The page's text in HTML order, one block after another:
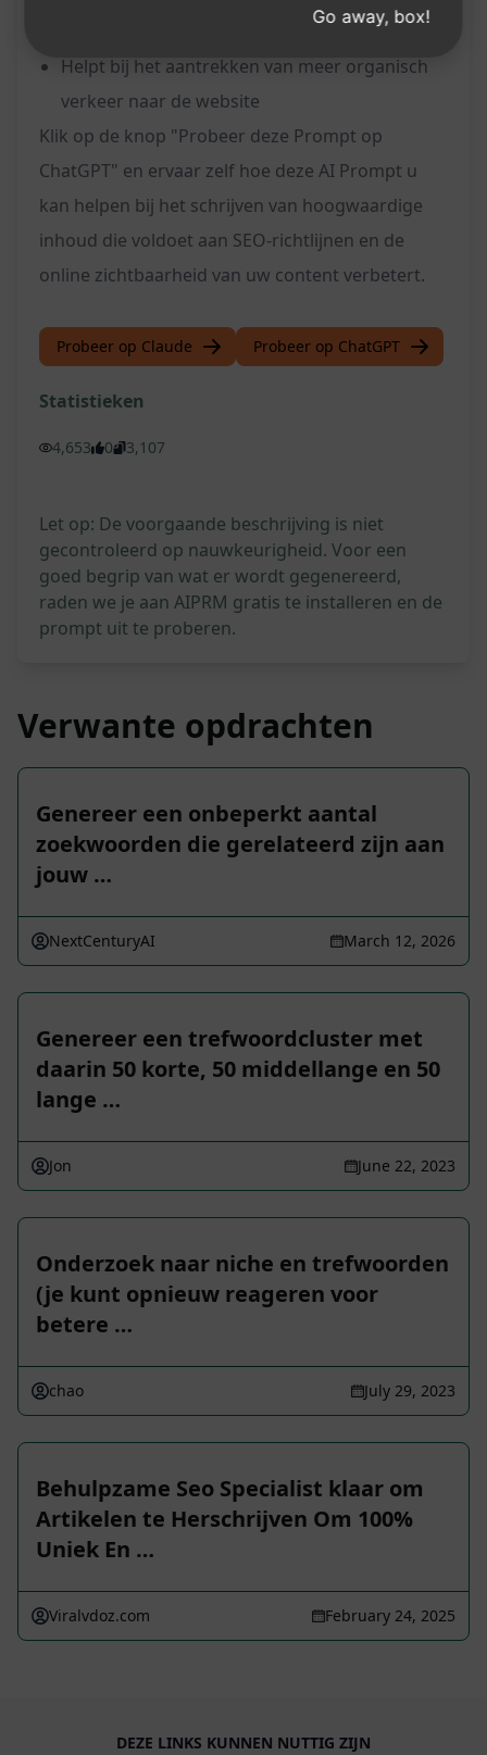
Helpt bij het aantrekken van meer organisch
verkeer naar de website
Klik op de knop "Probeer deze Prompt op
ChatGPT" en ervaar zelf hoe deze AI Prompt u
kan helpen bij het schrijven van hoogwaardige
inhoud die voldoet aan SEO-richtlijnen en de
online zichtbaarheid van uw content verbetert.
Probeer op Claude Probeer op ChatGPT
Statistieken
4,653 0 3,107
Let op: De voorgaande beschrijving is niet
gecontroleerd op nauwkeurigheid. Voor een
goed begrip van wat er wordt gegenereerd,
raden we je aan AIPRM gratis te installeren en de
prompt uit te proberen.
Verwante opdrachten
Genereer een onbeperkt aantal
zoekwoorden die gerelateerd zijn aan
jouw …
NextCenturyAI March 12, 2026
Genereer een trefwoordcluster met
daarin 50 korte, 50 middellange en 50
lange …
Jon June 22, 2023
Onderzoek naar niche en trefwoorden
(je kunt opnieuw reageren voor
betere …
chao July 29, 2023
Behulpzame Seo Specialist klaar om
Artikelen te Herschrijven Om 100%
Uniek En …
Viralvdoz.com February 24, 2025
DEZE LINKS KUNNEN NUTTIG ZIJN
Go away, box!